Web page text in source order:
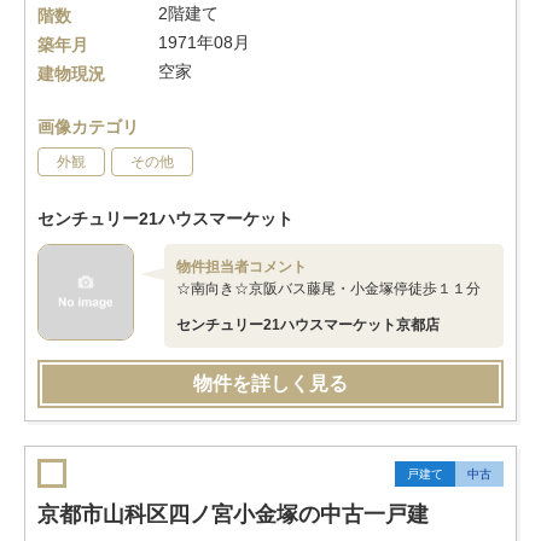
階数
2階建て
築年月
1971年08月
建物現況
空家
画像カテゴリ
外観 その他
センチュリー21ハウスマーケット
物件担当者コメント
☆南向き☆京阪バス藤尾・小金塚停徒歩１１分
センチュリー21ハウスマーケット京都店
物件を詳しく見る
戸建て 中古
京都市山科区四ノ宮小金塚の中古一戸建